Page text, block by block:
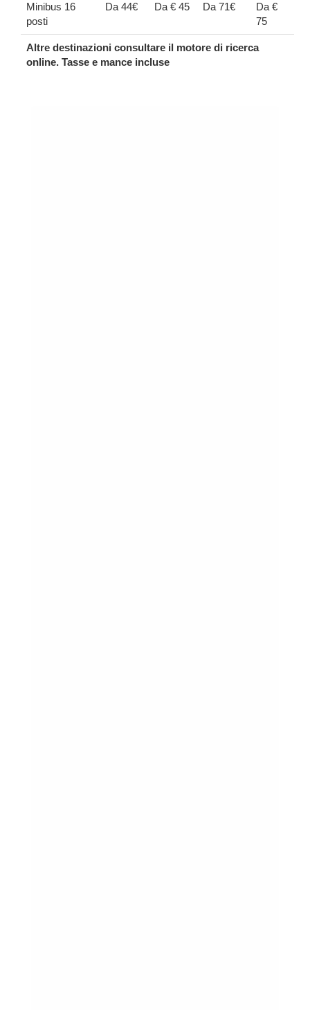
Minibus 16
posti
Da 44€ Da € 45 Da 71€
Da €
75
Altre destinazioni consultare il motore di ricerca
online. Tasse e mance incluse